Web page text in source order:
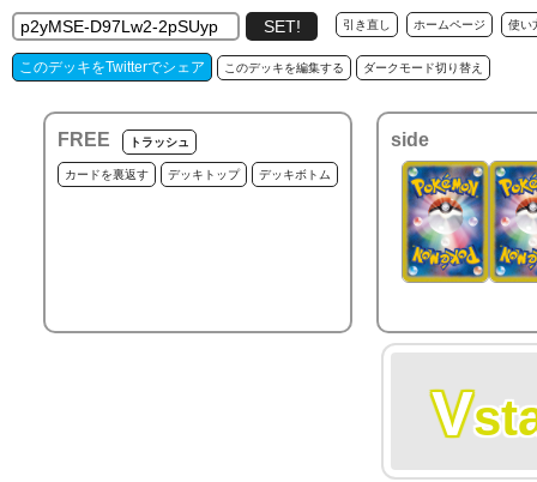
引き直し ホームページ 使い
このデッキをTwitterでシェア このデッキを編集する ダークモード切り替え
FREE トラッシュ
カードを裏返す デッキトップ デッキボトム
side
V